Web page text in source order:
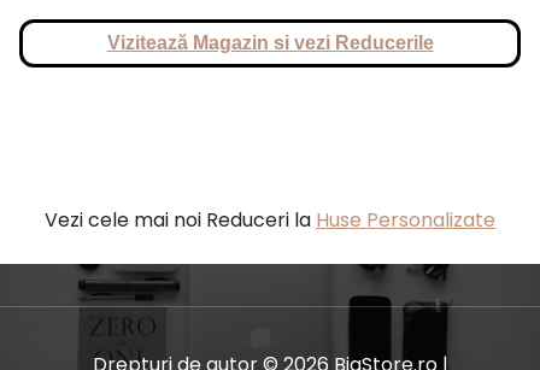
Vizitează Magazin si vezi Reducerile
Vezi cele mai noi Reduceri la Huse Personalizate